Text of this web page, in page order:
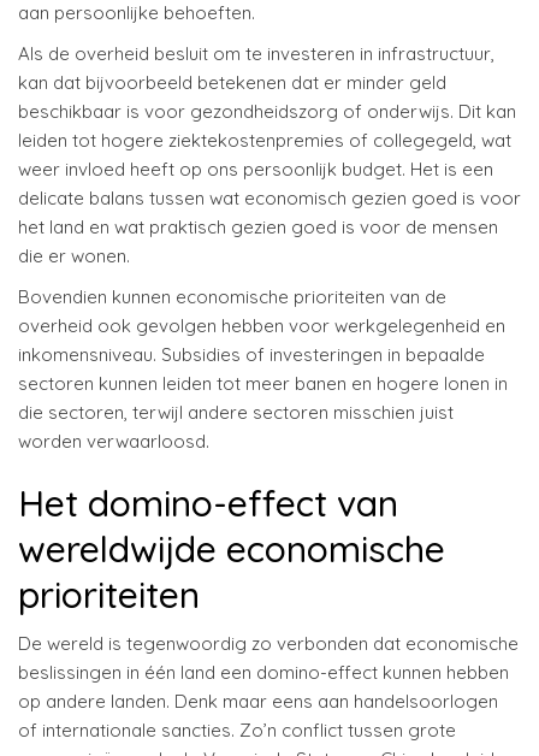
aan persoonlijke behoeften.
Als de overheid besluit om te investeren in infrastructuur,
kan dat bijvoorbeeld betekenen dat er minder geld
beschikbaar is voor gezondheidszorg of onderwijs. Dit kan
leiden tot hogere ziektekostenpremies of collegegeld, wat
weer invloed heeft op ons persoonlijk budget. Het is een
delicate balans tussen wat economisch gezien goed is voor
het land en wat praktisch gezien goed is voor de mensen
die er wonen.
Bovendien kunnen economische prioriteiten van de
overheid ook gevolgen hebben voor werkgelegenheid en
inkomensniveau. Subsidies of investeringen in bepaalde
sectoren kunnen leiden tot meer banen en hogere lonen in
die sectoren, terwijl andere sectoren misschien juist
worden verwaarloosd.
Het domino-effect van
wereldwijde economische
prioriteiten
De wereld is tegenwoordig zo verbonden dat economische
beslissingen in één land een domino-effect kunnen hebben
op andere landen. Denk maar eens aan handelsoorlogen
of internationale sancties. Zo’n conflict tussen grote